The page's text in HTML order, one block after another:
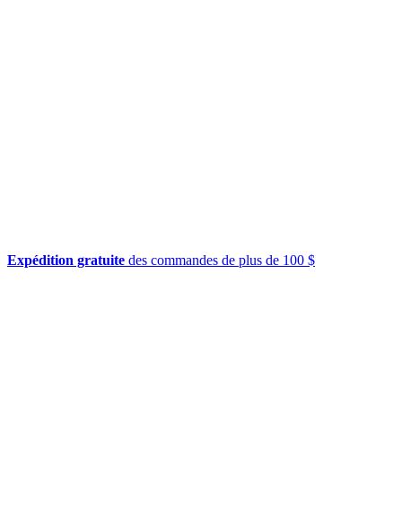
Expédition gratuite des commandes de plus de 100 $